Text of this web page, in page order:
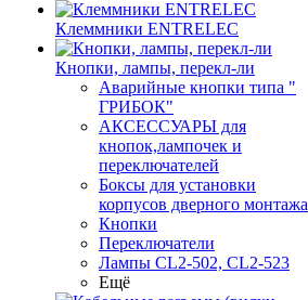
Клеммники ENTRELEC
Кнопки, лампы, перекл-ли
Аварийные кнопки типа "
ГРИБОК"
АКСЕССУАРЫ для
кнопок,лампочек и
переключателей
Боксы для установки
корпусов дверного монтажа
Кнопки
Переключатели
Лампы CL2-502, CL2-523
Ещё